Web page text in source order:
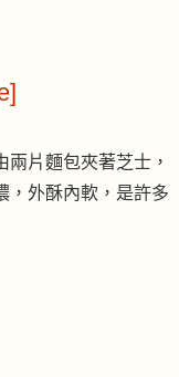
片麵包夾著芝士，
，外酥內軟，是許多